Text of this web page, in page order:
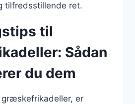
tilfredsstillende ret.
til
Sådan
du dem
er